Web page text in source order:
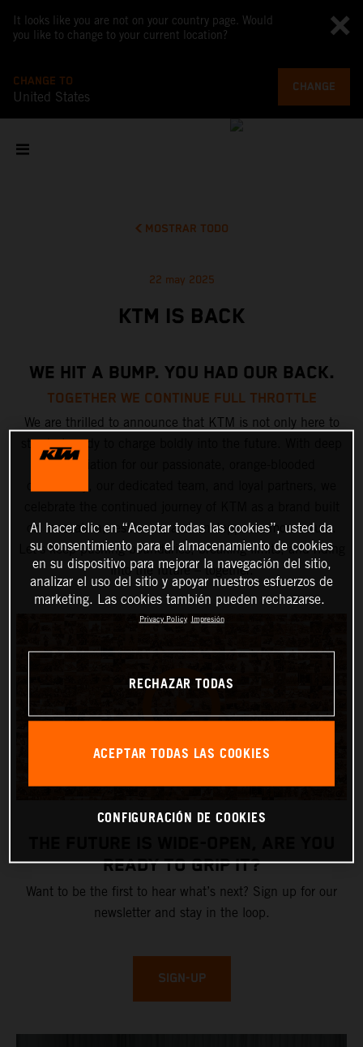
It looks like you are not on your country page. Would
you like to change to your current location?
CHANGE TO
United States
CHANGE
MOSTRAR TODO
22 may 2025
KTM IS BACK
WE HIT A BUMP. YOU HAD OUR BACK.
TOGETHER WE CONTINUE FULL THROTTLE
We are thrilled to announce that KTM is not only here to
stay but ready to charge boldly into the future. With deep
appreciation for our passionate, orange-blooded
on innovation, resilience, and unstoppable momentum.
Let’s keep pushing boundaries, breaking limits, and riding
into the future – together.
READY TO GRIP IT?
Want to be the first to hear what’s next? Sign up for our
newsletter and stay in the loop.
SIGN-UP
Al hacer clic en “Aceptar todas las cookies”, usted da
su consentimiento para el almacenamiento de cookies
en su dispositivo para mejorar la navegación del sitio,
analizar el uso del sitio y apoyar nuestros esfuerzos de
marketing. Las cookies también pueden rechazarse.
Privacy Policy Impresión
RECHAZAR TODAS
ACEPTAR TODAS LAS COOKIES
CONFIGURACIÓN DE COOKIES